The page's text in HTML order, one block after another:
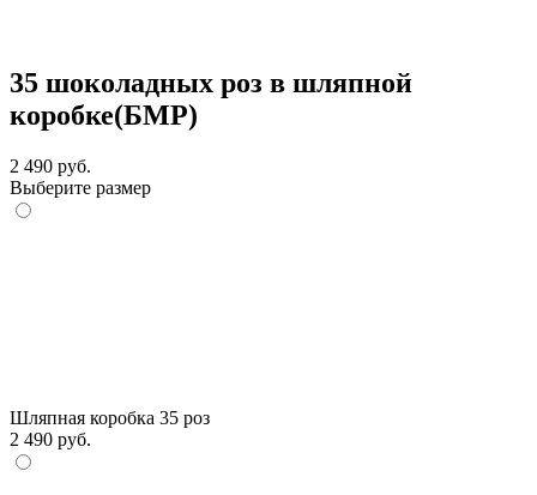
35 шоколадных роз в шляпной
коробке(БМР)
2 490 руб.
Выберите размер
Шляпная коробка 35 роз
2 490 руб.